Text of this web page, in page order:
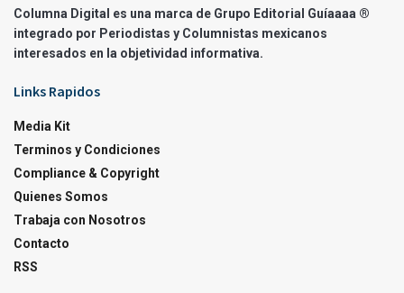
Columna Digital es una marca de Grupo Editorial Guíaaaa ®
integrado por Periodistas y Columnistas mexicanos
interesados en la objetividad informativa.
Links Rapidos
Media Kit
Terminos y Condiciones
Compliance & Copyright
Quienes Somos
Trabaja con Nosotros
Contacto
RSS